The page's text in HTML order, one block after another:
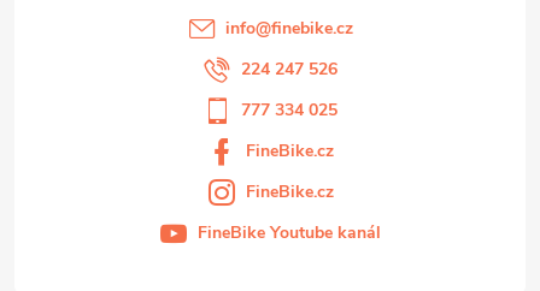
info@finebike.cz
224 247 526
777 334 025
FineBike.cz
FineBike.cz
FineBike Youtube kanál